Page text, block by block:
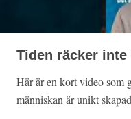
Tiden räcker
Här är en kort video som
människan är unikt